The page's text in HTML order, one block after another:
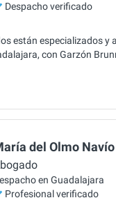
Despacho verificado
están especializados
con Garzón
del Olmo Navío
en Guadalajara
Profesional verificado